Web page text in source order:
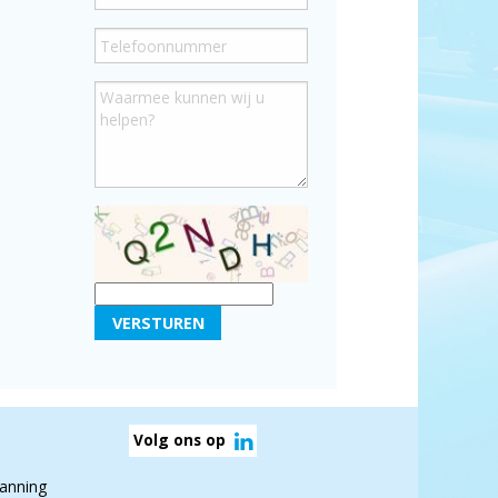
Telefoonnummer:
Waarmee kunnen wij u helpen?
VERSTUREN
Volg ons op